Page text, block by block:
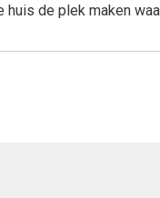
de plek maken